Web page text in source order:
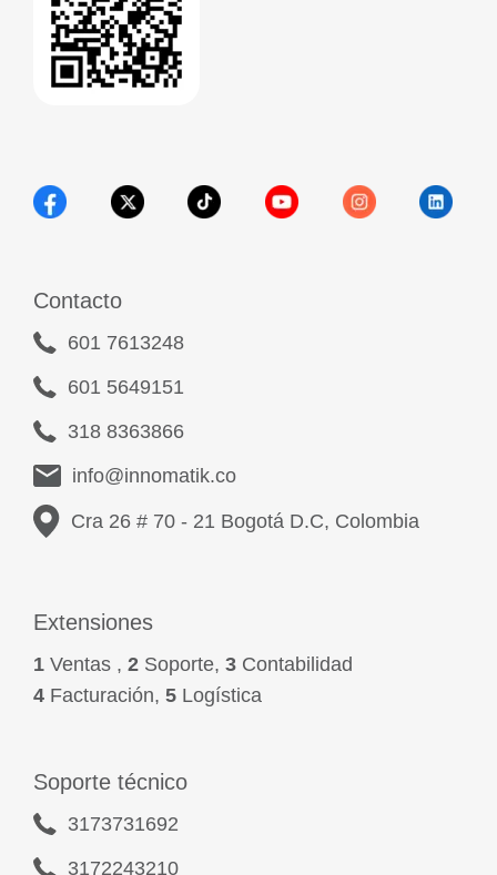
Contacto
601 7613248
601 5649151
318 8363866
info@innomatik.co
Cra 26 # 70 - 21 Bogotá D.C, Colombia
Extensiones
1 Ventas , 2 Soporte, 3 Contabilidad
4 Facturación, 5 Logística
Soporte técnico
3173731692
3172243210